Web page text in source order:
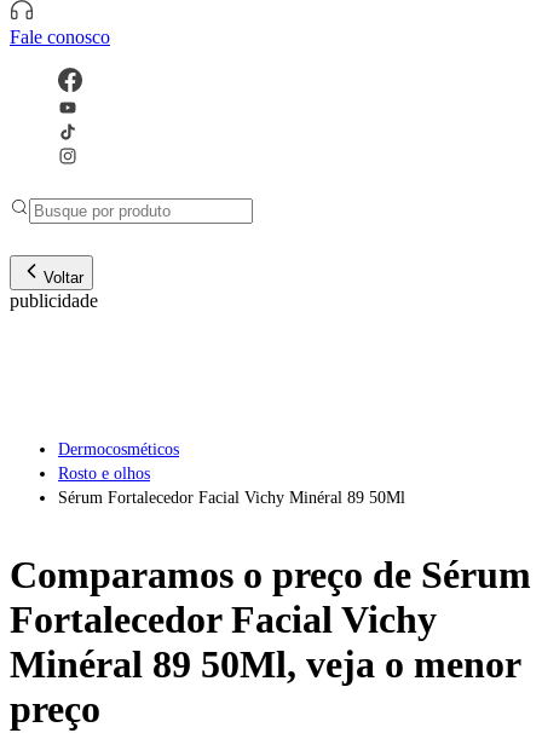
Fale conosco
Voltar
publicidade
Dermocosméticos
Rosto e olhos
Sérum Fortalecedor Facial Vichy Minéral 89 50Ml
Comparamos o preço de Sérum
Fortalecedor Facial Vichy
Minéral 89 50Ml, veja o menor
preço